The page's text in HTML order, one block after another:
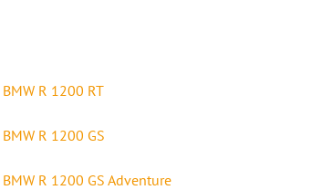
BMW R 1200 RT
BMW R 1200 GS
BMW R 1200 GS Adventure